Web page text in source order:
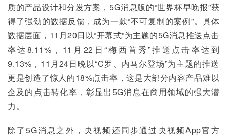
质的产品设计和分发方案，5G消息版的“世界杯早晚报”获
得了强劲的数据反馈，成为一款“不可复制的案例”。具体
数据层面，11月20日以“开幕式”为主题的5G消息推送点击
率达8.11%，11月22日“梅西首秀”推送点击率达到
9.13%，11月24日晚以“C罗、内马尔登场”为主题的推送
更是创造了惊人的18%点击率，这是大部分内容产品难以
企及的点击转化率，彰显出5G消息在商用领域的强大潜
力。
除了5G消息之外，央视频还同步通过央视频App官方